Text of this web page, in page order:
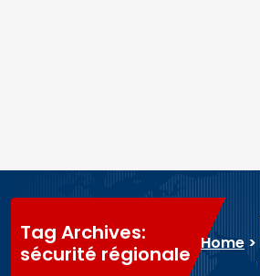
Tag Archives:
sécurité régionale Home >